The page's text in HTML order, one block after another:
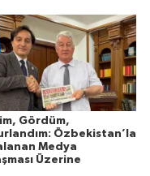
Gördüm,
Özbekistan’la
Medya
Üzerine